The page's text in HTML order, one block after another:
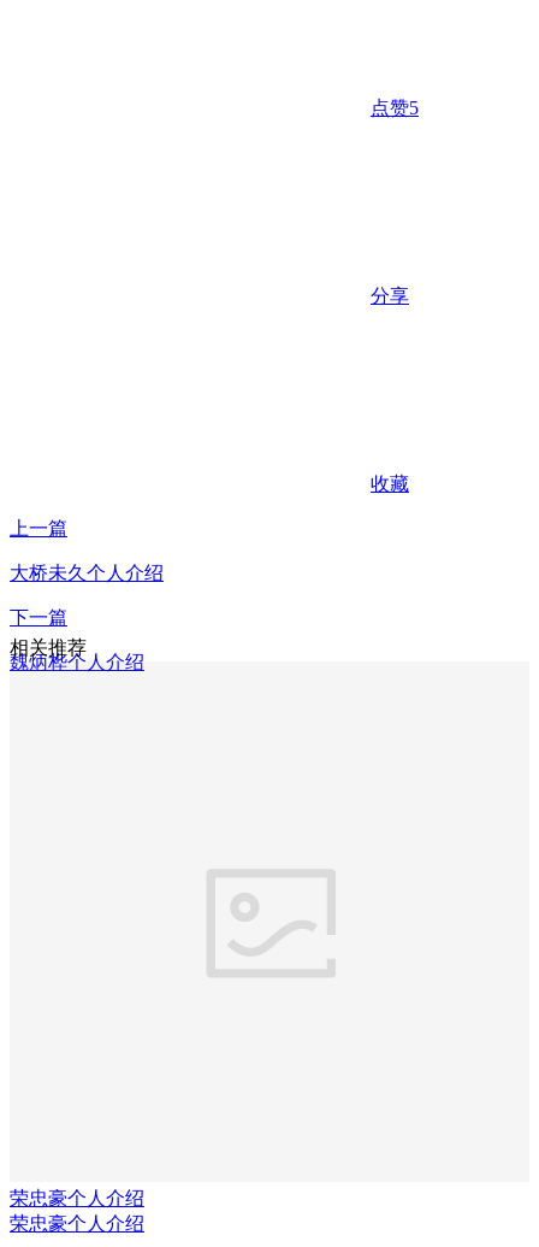
点赞5
分享
收藏
上一篇
大桥未久个人介绍
下一篇
魏炳桦个人介绍
相关推荐
荣忠豪个人介绍
荣忠豪个人介绍